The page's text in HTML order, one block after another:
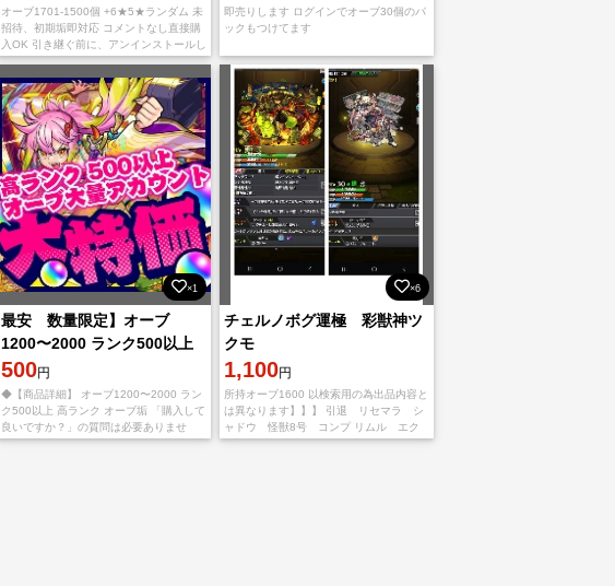
オーブ1701-1500個 +6★5★ランダム 未
招待、初期垢即対応 コメントなし直接購
入OK 引き継ぐ前に、アンインストールし
て新たにインストールする必要がありま
す。 IOS版とAndroid版
即売りします ログインでオーブ30個のパ
ックもつけてます
×1
最安 数量限定】オーブ
1200〜2000 ランク500以上
高ランク オーブ垢 無言購入
OK
500円
◆【商品詳細】 オーブ1200〜2000 ラン
ク500以上 高ランク オーブ垢 「購入して
良いですか？」の質問は必要ありませ
ん。 購入後お支払いが済みましたら、捨
×6
チェルノボグ運極 彩獣神ツ
クモ
1,100円
所持オーブ1600 以検索用の為出品内容と
は異なります】】】 引退 リセマラ シ
ャドウ 怪獣8号 コンプ リムル エク
スカリバー コラボ 課金 mv まどマ